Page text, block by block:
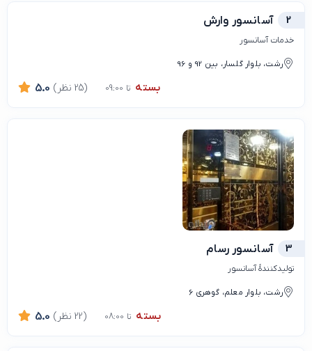
2 آسانسور وارش
خدمات آسانسور
رشت، بلوار گلسار، بین 92 و 96
بسته تا 09:00 5.0 (25 نظر)
3 آسانسور رسام
تولیدکنندهٔ آسانسور
رشت، بلوار معلم، گوهری 6
بسته تا 08:00 5.0 (22 نظر)